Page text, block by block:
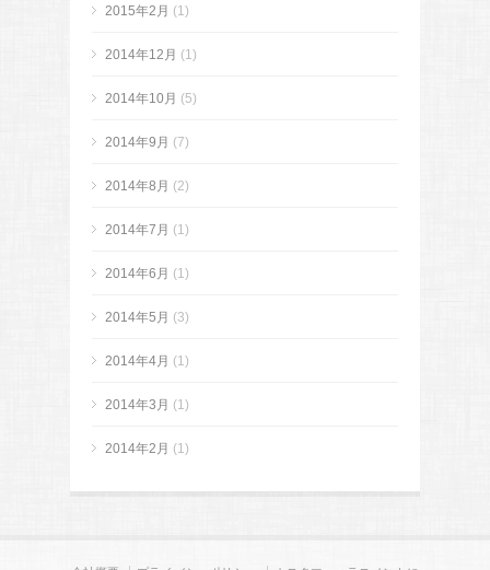
2015年2月 (1)
2014年12月 (1)
2014年10月 (5)
2014年9月 (7)
2014年8月 (2)
2014年7月 (1)
2014年6月 (1)
2014年5月 (3)
2014年4月 (1)
2014年3月 (1)
2014年2月 (1)